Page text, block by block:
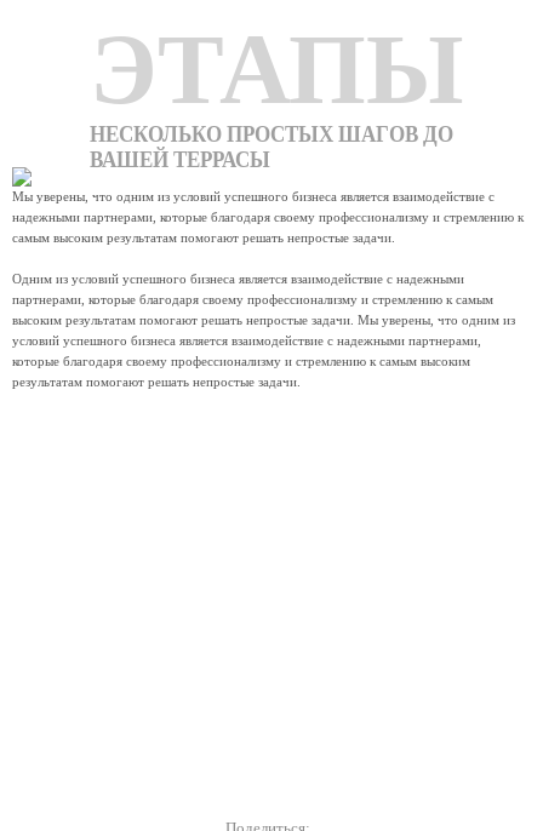
ЭТАПЫ
НЕСКОЛЬКО ПРОСТЫХ ШАГОВ ДО
ВАШЕЙ ТЕРРАСЫ
Мы уверены, что одним из условий успешного бизнеса является взаимодействие с
надежными партнерами, которые благодаря своему профессионализму и стремлению к
самым высоким результатам помогают решать непростые задачи.
Одним из условий успешного бизнеса является взаимодействие с надежными
партнерами, которые благодаря своему профессионализму и стремлению к самым
высоким результатам помогают решать непростые задачи. Мы уверены, что одним из
условий успешного бизнеса является взаимодействие с надежными партнерами,
которые благодаря своему профессионализму и стремлению к самым высоким
результатам помогают решать непростые задачи.